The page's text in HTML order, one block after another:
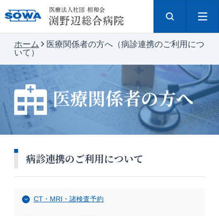
ホーム
医療関係者の方へ（病診連携のご利用につ
いて）
医療関係者の方へ
病診連携のご利用について
CT・MRI・諸検査予約